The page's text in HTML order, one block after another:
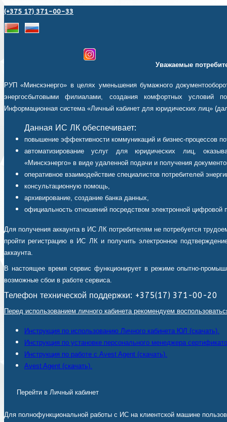
(+375 17) 371-00-33
Уважаемые
РУП «Минскэнерго» в целях уменьшения бумажного
энергосбытовыми филиалами, создания комфортных условий
Информационная система «Личный кабинет для юридических лиц»
Данная ИС ЛК обеспечивает:
повышение эффективности коммуникаций и бизнес-процессов
автоматизирование услуг для юридических лиц,
«Минскэнерго» в виде удаленной подачи и получения
оперативное взаимодействие специалистов потребителей
консультационную помощь,
архивирование, создание банка данных,
официальность отношений посредством электронной цифровой
Для получения аккаунта в ИС ЛК потребителям не потребуется
пройти регистрацию в ИС ЛК и получить электронное
аккаунта.
В настоящее время сервис функционирует в режиме опытно-
возможные сбои в работе сервиса.
Телефон технической поддержки: +375(17) 371-00-20
Перед использованием личного кабинета рекомендуем
Инструкция по использованию Личного кабинета ЮЛ (скачать).
Инструкция по установке персонального менеджера
Инструкция по работе с Avest Agent (скачать).
Avest Agent (скачать).
Перейти в Личный кабинет
Для полнофункциональной работы с ИС на клиентской машине